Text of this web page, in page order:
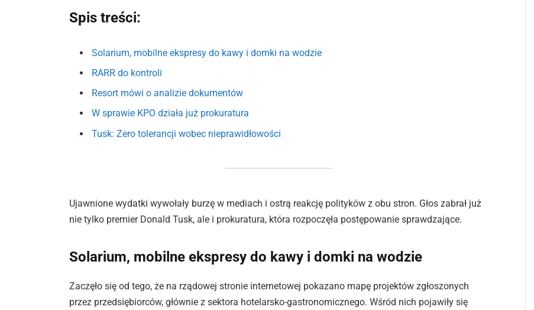
Spis treści:
Solarium, mobilne ekspresy do kawy i domki na wodzie
RARR do kontroli
Resort mówi o analizie dokumentów
W sprawie KPO działa już prokuratura
Tusk: Zero tolerancji wobec nieprawidłowości
Ujawnione wydatki wywołały burzę w mediach i ostrą reakcję polityków z obu stron. Głos zabrał już
nie tylko premier Donald Tusk, ale i prokuratura, która rozpoczęła postępowanie sprawdzające.
Solarium, mobilne ekspresy do kawy i domki na wodzie
Zaczęło się od tego, że na rządowej stronie internetowej pokazano mapę projektów zgłoszonych
przez przedsiębiorców, głównie z sektora hotelarsko-gastronomicznego. Wśród nich pojawiły się